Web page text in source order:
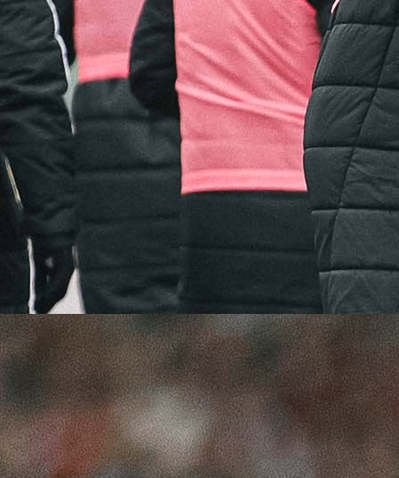
KUP BIH
Susretom osmine finala Kupa Bosne i
između Veleža i Tuzla Cityja počinju
bosanskohercegovačkom fudbalu u 2024. godini.
Treći put su kuglice u Kupu Bosne i Hercegovine
ova dva tima. Drugi put u osmini finala
prenosi Faktor.
Prvi duel u najmasovnijem takmičenju igran u
2019. godine pripao je Tuzli mininalnim rezultatom.
je to kraj puta za Velež u Kupu te godine.
Tri godine kasnije Rođenima je na putu do finala